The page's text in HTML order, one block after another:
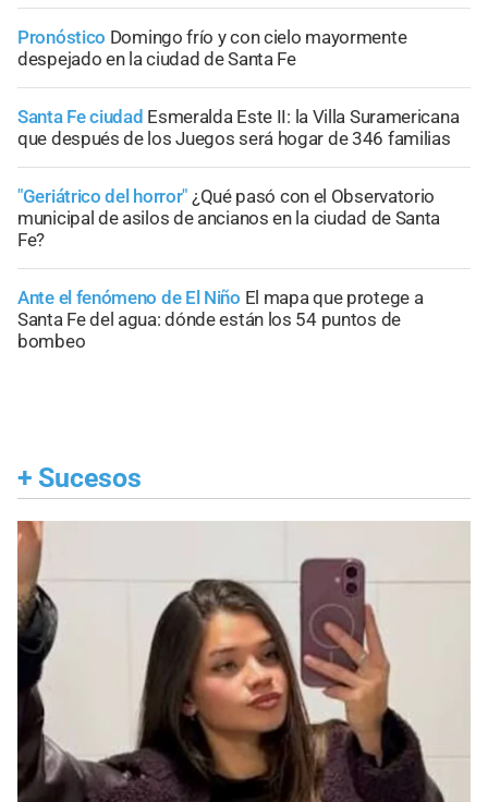
Pronóstico Domingo frío y con cielo mayormente
despejado en la ciudad de Santa Fe
Santa Fe ciudad Esmeralda Este II: la Villa Suramericana
que después de los Juegos será hogar de 346 familias
"Geriátrico del horror" ¿Qué pasó con el Observatorio
municipal de asilos de ancianos en la ciudad de Santa
Fe?
Ante el fenómeno de El Niño El mapa que protege a
Santa Fe del agua: dónde están los 54 puntos de
bombeo
+ Sucesos